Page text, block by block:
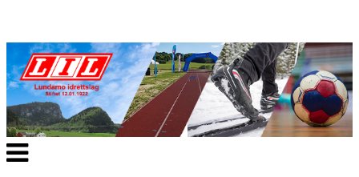
Veksle
navigasjon